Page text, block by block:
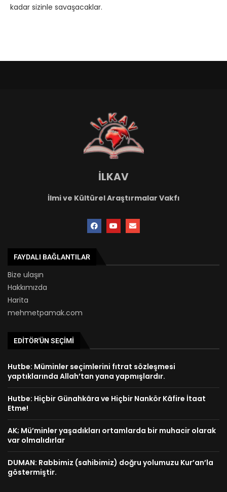
kadar sizinle savaşacaklar.
İLKAV
İlmi ve Kültürel Araştırmalar Vakfı
FAYDALI BAĞLANTILAR
Bize ulaşın
Hakkımızda
Harita
mehmetpamak.com
EDITÖR'ÜN SEÇIMI
Hutbe: Müminler seçimlerini fıtrat sözleşmesi
yaptıklarında Allah’tan yana yapmışlardır.
Hutbe: Hiçbir Günahkâra ve Hiçbir Nankör Kâfire İtaat
Etme!
AK; Mü’minler yaşadıkları ortamlarda bir muhacir olarak
var olmalıdırlar
DUMAN: Rabbimiz (sahibimiz) doğru yolumuzu Kur’an’la
göstermiştir.